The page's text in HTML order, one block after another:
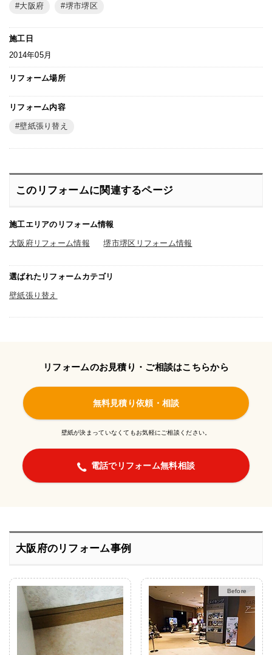
大阪府 堺市堺区
施工日
2014年05月
リフォーム場所
リフォーム内容
壁紙張り替え
このリフォームに関連するページ
施工エリアのリフォーム情報
大阪府リフォーム情報 堺市堺区リフォーム情報
選ばれたリフォームカテゴリ
壁紙張り替え
リフォームのお見積り・ご相談はこちらから
無料見積り依頼・相談
壁紙が決まっていなくてもお気軽にご相談ください。
電話でリフォーム無料相談
大阪府のリフォーム事例
After